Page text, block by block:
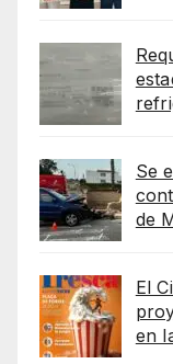
Se
de
El
en